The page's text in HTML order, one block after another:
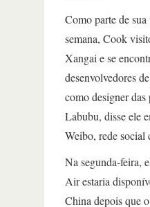
Como parte de
semana, Cook
Xangai e se
desenvolvedores
como designer das
Labubu, disse ele
Weibo, rede social
Na segunda-feira,
Air estaria
China depois que